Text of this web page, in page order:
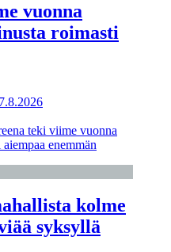
vuonna
roimasti
7.8.2026
teki viime vuonna
enemmän
kolme
syksyllä